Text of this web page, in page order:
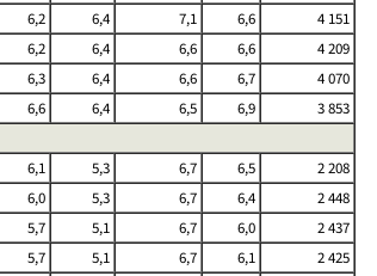
6,2 6,4 7,1 6,6
4 151
6,2 6,4 6,6 6,6
4 209
6,3 6,4 6,6 6,7
4 070
6,6 6,4 6,5 6,9
3 853
6,1 5,3 6,7 6,5
2 208
6,0 5,3 6,7 6,4
2 448
5,7 5,1 6,7 6,0
2 437
5,7 5,1 6,7 6,1
2 425